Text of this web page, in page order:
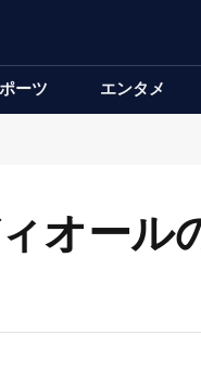
ーツ エンタメ
オール